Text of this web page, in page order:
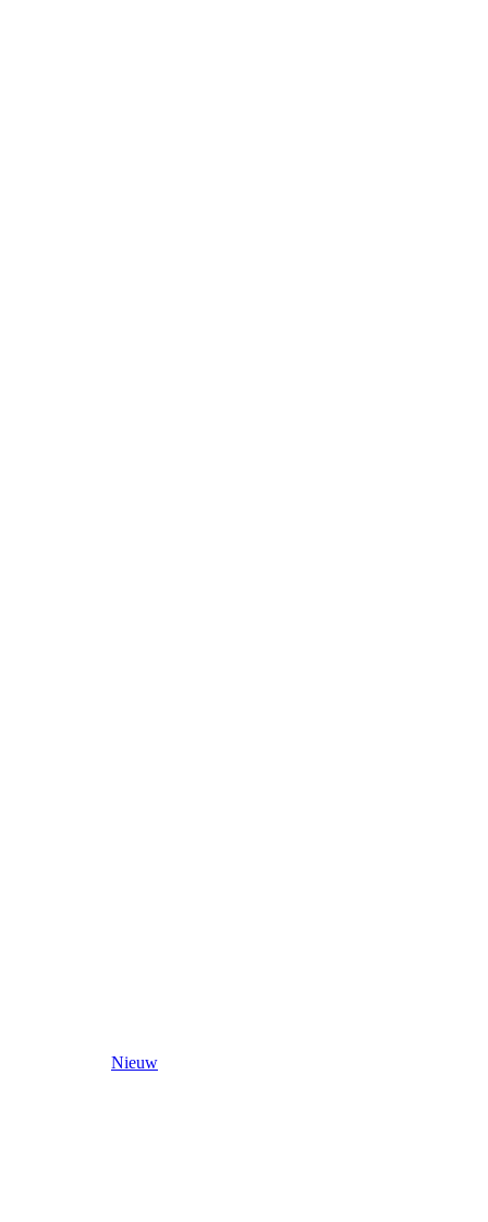
Nieuw